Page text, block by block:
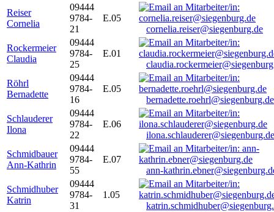
Reiser
Cornelia
09444
9784-
21
E.05
cornelia.reiser@siegenburg.de
Rockermeier
Claudia
09444
9784-
25
E.01
Röhrl
Bernadette
09444
9784-
16
E.05
bernadette.roehrl@siegenburg.de
Schlauderer
Ilona
09444
9784-
22
E.06
ilona.schlauderer@siegenburg.de
Schmidbauer
Ann-Kathrin
09444
9784-
55
E.07
ann-
Schmidhuber
Katrin
09444
9784-
31
1.05